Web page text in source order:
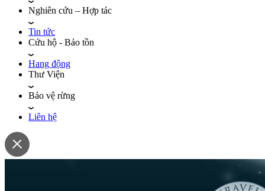
Nghiên cứu – Hợp tác
Tin tức
Cứu hộ - Bảo tồn
Hang động
Thư Viện
Bảo vệ rừng
Liên hệ